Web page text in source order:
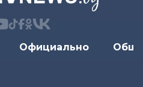
Официально